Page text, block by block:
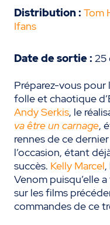
Distribution : Tom
Ifans
Date de sortie : 25
Préparez-vous pour
folle et chaotique
Andy Serkis, le
va être un carnage,
rennes de ce
l’occasion, étant
succès. Kelly Marcel
Venom puisqu’elle
sur les films
commandes de ce